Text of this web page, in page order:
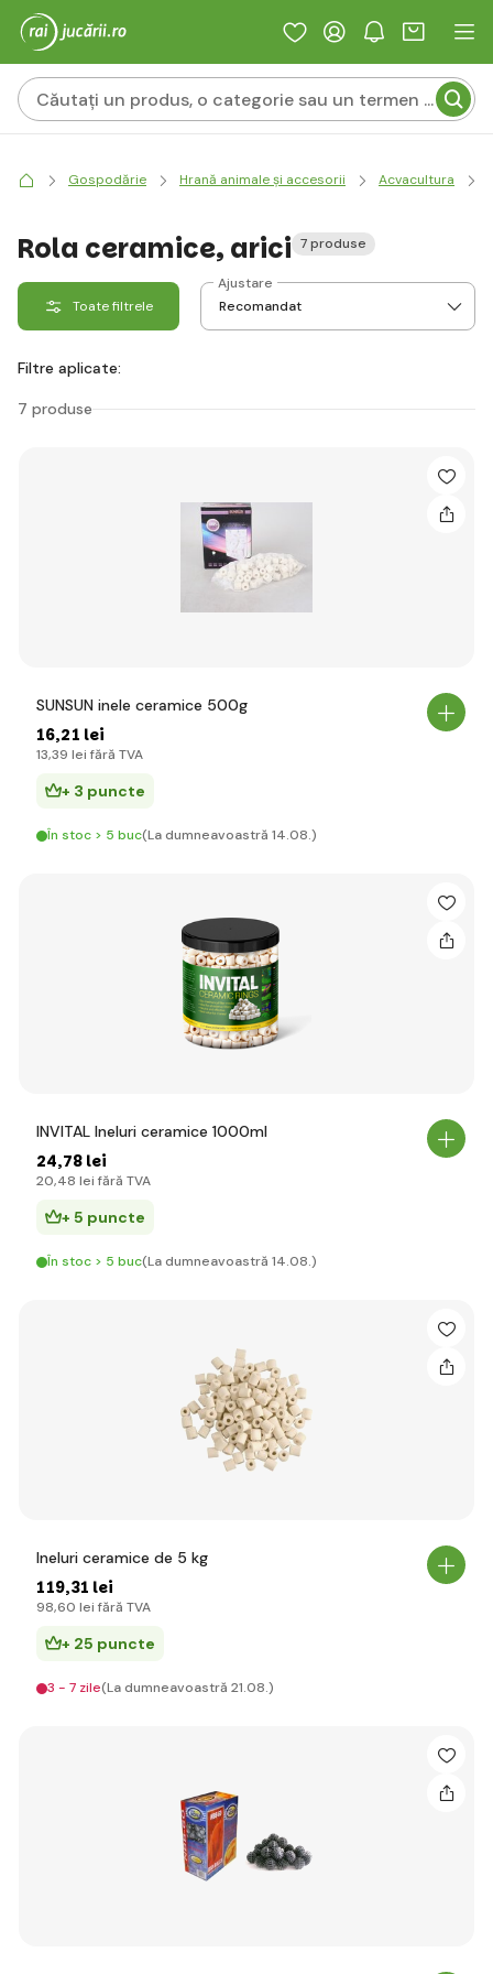
Gospodărie Hrană animale și accesorii Acvacultura
Rola ceramice, arici 7 produse
Toate filtrele
Ajustare
Filtre aplicate:
7 produse
SUNSUN inele ceramice 500g
16,21 lei
13,39 lei fără TVA
+ 3 puncte
În stoc > 5 buc(La dumneavoastră 14.08.)
INVITAL Ineluri ceramice 1000ml
24,78 lei
20,48 lei fără TVA
+ 5 puncte
În stoc > 5 buc(La dumneavoastră 14.08.)
Ineluri ceramice de 5 kg
119,31 lei
98,60 lei fără TVA
+ 25 puncte
3 - 7 zile(La dumneavoastră 21.08.)